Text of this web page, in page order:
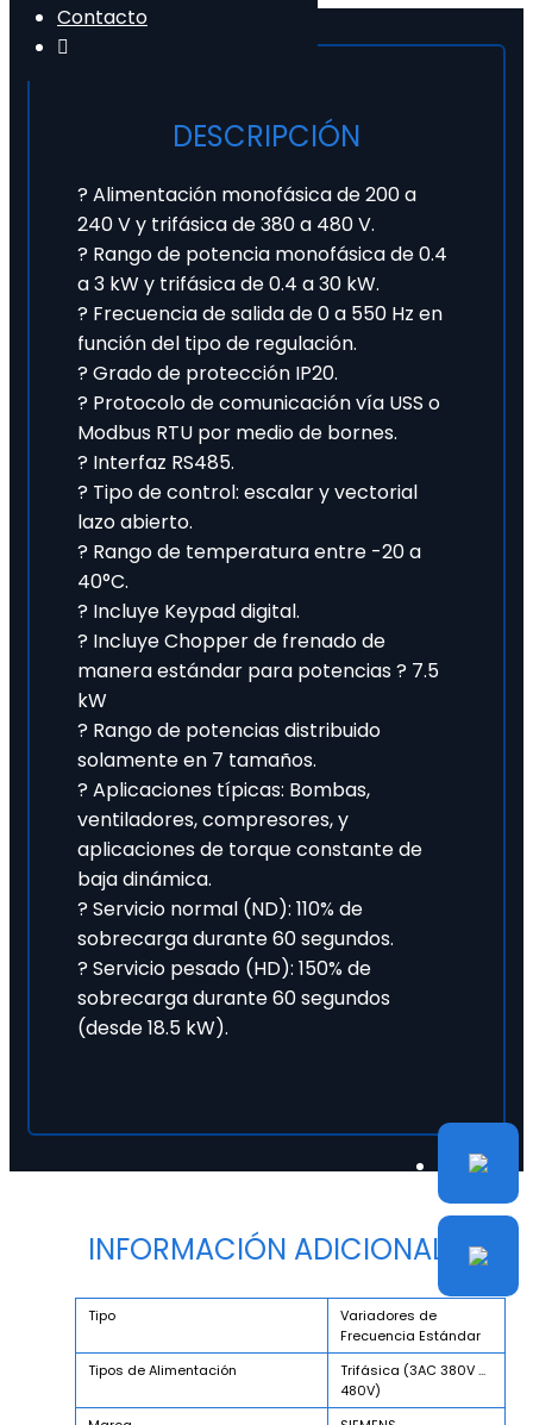
Contacto
DESCRIPCIÓN
? Alimentación monofásica de 200 a
240 V y trifásica de 380 a 480 V.
? Rango de potencia monofásica de 0.4
a 3 kW y trifásica de 0.4 a 30 kW.
? Frecuencia de salida de 0 a 550 Hz en
función del tipo de regulación.
? Grado de protección IP20.
? Protocolo de comunicación vía USS o
Modbus RTU por medio de bornes.
? Interfaz RS485.
? Tipo de control: escalar y vectorial
lazo abierto.
? Rango de temperatura entre -20 a
40°C.
? Incluye Keypad digital.
? Incluye Chopper de frenado de
manera estándar para potencias ? 7.5
kW
? Rango de potencias distribuido
solamente en 7 tamaños.
? Aplicaciones típicas: Bombas,
ventiladores, compresores, y
aplicaciones de torque constante de
baja dinámica.
? Servicio normal (ND): 110% de
sobrecarga durante 60 segundos.
? Servicio pesado (HD): 150% de
sobrecarga durante 60 segundos
(desde 18.5 kW).
INFORMACIÓN ADICIONAL
Tipo
Variadores de
Frecuencia Estándar
Tipos de Alimentación
Trifásica (3AC 380V ...
480V)